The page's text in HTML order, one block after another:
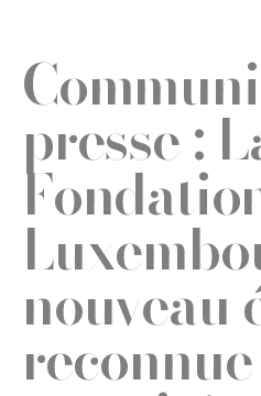
presse :
nouveau